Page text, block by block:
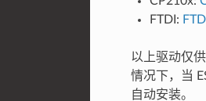
FTDI:
以上驱动仅
情况下，当
自动安装。